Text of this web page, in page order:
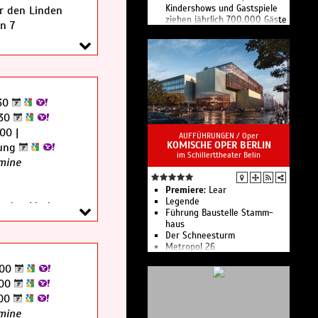
den Linden
7
|
Linden
7
Kindershows und Gastspiele
ziehen jährlich 700.000 Gäste
Mit über 160 Mitwirkenden
pro Vorstellung sind dies die
größten Ensuite-Shows der
Welt.
AUFFÜHRUNGEN / Oper
KOMISCHE OPER BERLIN
im Schillerttheater Belin
Premiere: Lear
Legende
Führung Bau­stelle Stamm­
haus
Der Schnee­sturm
Metropol 26
Führungen
Führung Spezial Kostüm